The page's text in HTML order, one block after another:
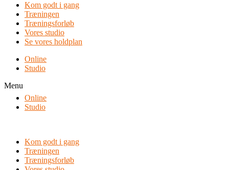
Kom godt i gang
Træningen
Træningsforløb
Vores studio
Se vores holdplan
Online
Studio
Menu
Online
Studio
Kom godt i gang
Træningen
Træningsforløb